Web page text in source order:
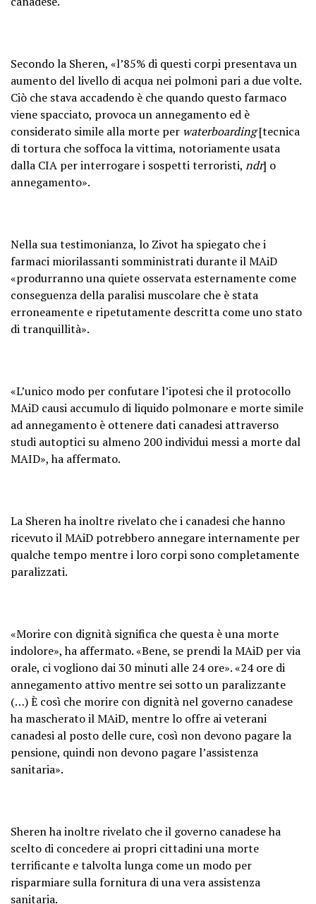
Secondo la Sheren, «l’85% di questi corpi presentava un
aumento del livello di acqua nei polmoni pari a due volte.
Ciò che stava accadendo è che quando questo farmaco
viene spacciato, provoca un annegamento ed è
considerato simile alla morte per waterboarding[tecnica
di tortura che soffoca la vittima, notoriamente usata
dalla CIA per interrogare i sospetti terroristi, ndr] o
annegamento».
Nella sua testimonianza, lo Zivot ha spiegato che i
farmaci miorilassanti somministrati durante il MAiD
«produrranno una quiete osservata esternamente come
conseguenza della paralisi muscolare che è stata
erroneamente e ripetutamente descritta come uno stato
di tranquillità».
«L’unico modo per confutare l’ipotesi che il protocollo
MAiD causi accumulo di liquido polmonare e morte simile
ad annegamento è ottenere dati canadesi attraverso
studi autoptici su almeno 200 individui messi a morte dal
MAID», ha affermato.
La Sheren ha inoltre rivelato che i canadesi che hanno
ricevuto il MAiD potrebbero annegare internamente per
qualche tempo mentre i loro corpi sono completamente
paralizzati.
«Morire con dignità significa che questa è una morte
indolore», ha affermato. «Bene, se prendi la MAiD per via
orale, ci vogliono dai 30 minuti alle 24 ore». «24 ore di
annegamento attivo mentre sei sotto un paralizzante
(…) È così che morire con dignità nel governo canadese
ha mascherato il MAiD, mentre lo offre ai veterani
canadesi al posto delle cure, così non devono pagare la
pensione, quindi non devono pagare l’assistenza
sanitaria».
Sheren ha inoltre rivelato che il governo canadese ha
scelto di concedere ai propri cittadini una morte
terrificante e talvolta lunga come un modo per
risparmiare sulla fornitura di una vera assistenza
sanitaria.